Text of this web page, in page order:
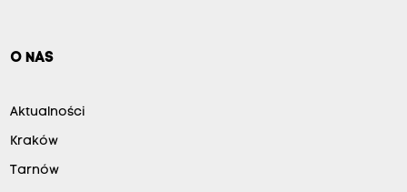
O NAS
Aktualności
Kraków
Tarnów